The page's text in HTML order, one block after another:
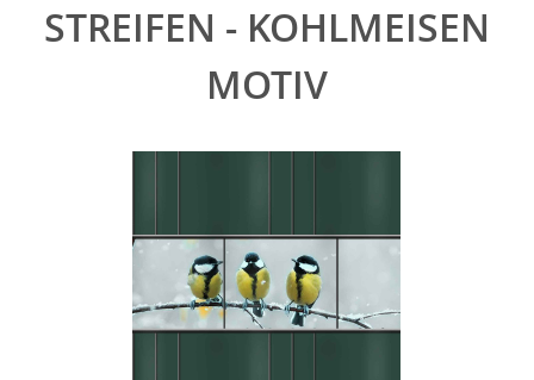
STREIFEN - KOHLMEISEN
MOTIV